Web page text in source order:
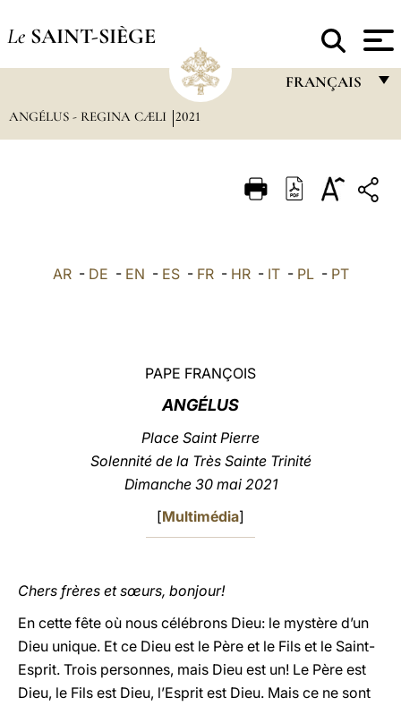
Le SAINT-SIÈGE
FRANÇAIS
ITALIANO
ANGÉLUS - REGINA CÆLI 2021
AR- DE - EN - ES- FR- HR- IT- PL- PT
PAPE FRANÇOIS
ANGÉLUS
Place Saint Pierre
Solennité de la Très Sainte Trinité
Dimanche 30 mai 2021
[Multimédia]
Chers frères et sœurs, bonjour!
En cette fête où nous célébrons Dieu: le mystère d’un
Dieu unique. Et ce Dieu est le Père et le Fils et le Saint-
Esprit. Trois personnes, mais Dieu est un! Le Père est
Dieu, le Fils est Dieu, l’Esprit est Dieu. Mais ce ne sont